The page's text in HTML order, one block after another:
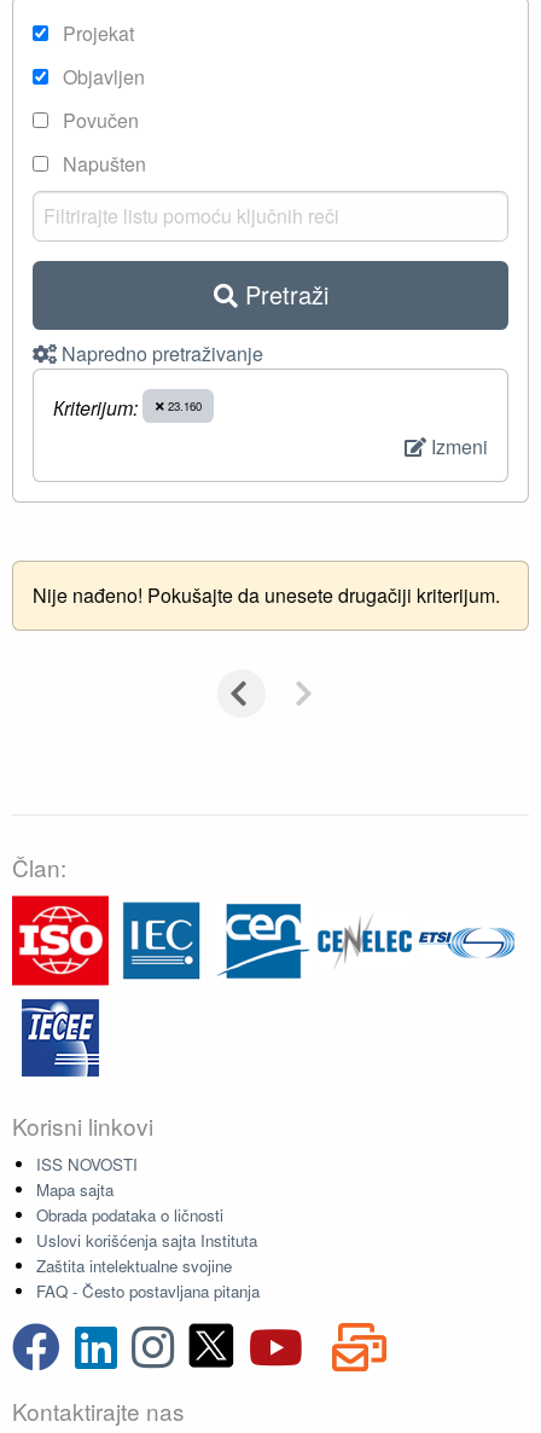
Projekat
Objavljen
Povučen
Napušten
Pretraži
Napredno pretraživanje
Кriterijum:
23.160
Izmeni
Nije nađeno! Pokušajte da unesete drugačiji kriterijum.
Član:
Korisni linkovi
ISS NOVOSTI
Mapa sajta
Obrada podataka o ličnosti
Uslovi korišćenja sajta Instituta
Zaštita intelektualne svojine
FAQ - Često postavljana pitanja
Kontaktirajte nas